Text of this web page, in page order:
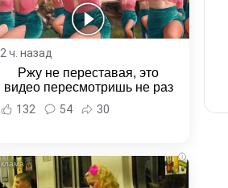
2 ч. назад
Ржу не переставая, это
видео пересмотришь не раз
132 54 30
i